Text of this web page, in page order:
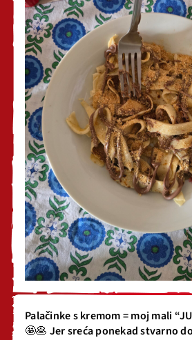
Palačinke s kremom = moj mali
🤩🥞 Jer sreća ponekad stvarno